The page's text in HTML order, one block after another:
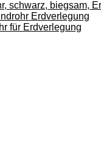
schwarz, biegsam,
Erdverlegung
für Erdverlegung